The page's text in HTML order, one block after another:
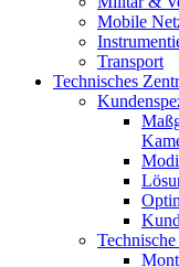
Mobile
Transport
Technisches